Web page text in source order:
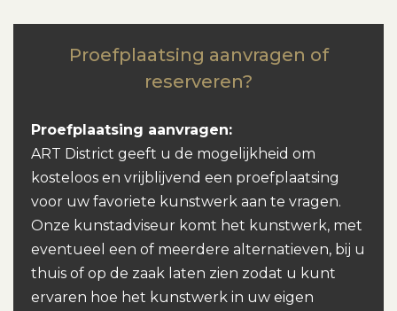
Proefplaatsing aanvragen of
reserveren?
Proefplaatsing aanvragen:
ART District geeft u de mogelijkheid om
kosteloos en vrijblijvend een proefplaatsing
voor uw favoriete kunstwerk aan te vragen.
Onze kunstadviseur komt het kunstwerk, met
eventueel een of meerdere alternatieven, bij u
thuis of op de zaak laten zien zodat u kunt
ervaren hoe het kunstwerk in uw eigen